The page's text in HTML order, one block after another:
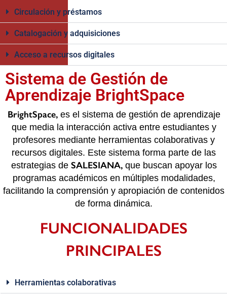
Circulación y préstamos
Catalogación y adquisiciones
Acceso a recursos digitales
Sistema de Gestión de
Aprendizaje BrightSpace
BrightSpace,es el sistema de gestión de aprendizaje
que media la interacción activa entre estudiantes y
profesores mediante herramientas colaborativas y
recursos digitales. Este sistema forma parte de las
estrategias de SALESIANA,que buscan apoyar los
programas académicos en múltiples modalidades,
facilitando la comprensión y apropiación de contenidos
de forma dinámica.
FUNCIONALIDADES
PRINCIPALES
Herramientas colaborativas